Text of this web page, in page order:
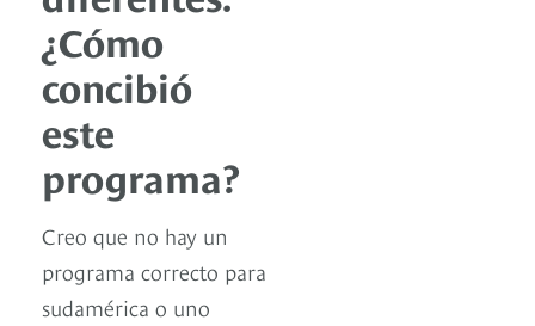
¿Cómo
concibió
este
programa?
Creo que no hay un
programa correcto para
sudamérica o uno